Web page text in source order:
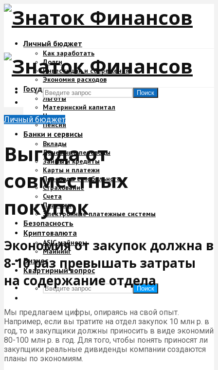
Личный бюджет
Как заработать
Долги
Инвестиции и сбережения
Экономия расходов
Государство и деньги
Льготы
Материнский капитал
Налоги
Пенсия
Банки и сервисы
Вклады
Денежные переводы
Займы и кредиты
Карты и платежи
Переводы с мобильного
Страхование
Счета
Платежи
Электронные платежные системы
Безопасность
Криптовалюта
ASIC майнеры
Майнинг
Бизнес
Квартирный вопрос
Поиск
Поиск
Личный бюджет
Выгода от
совместных
покупок
Экономия от закупок должна в
8-10 раз превышать затраты
на содержание отдела
Мы предлагаем цифры, опираясь на свой опыт.
Например, если вы тратите на отдел закупок 10 млн р. в
год, то и закупщики должны приносить в виде экономий
80-100 млн р. в год. Для того, чтобы понять приносят ли
закупщики реальные дивиденды компании создаются
планы по экономиям.